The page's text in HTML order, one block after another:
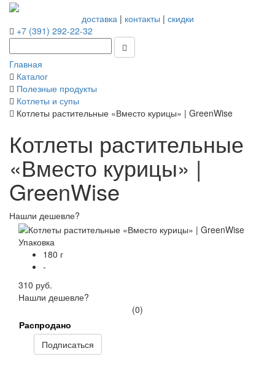
доставка| контакты | скидки
+7 (391) 292-22-32
Главная
Каталог
Полезные продукты
Котлеты и супы
Котлеты растительные «Вместо курицы» | GreenWise
Котлеты растительные
«Вместо курицы» |
GreenWise
Нашли дешевле?
Упаковка
180 г
-
310 руб.
Нашли дешевле?
(0)
Распродано
Подписаться